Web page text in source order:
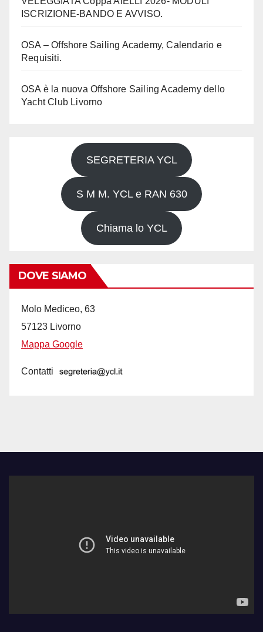
ISCRIZIONE-BANDO E AVVISO.
OSA – Offshore Sailing Academy, Calendario e
Requisiti.
OSA è la nuova Offshore Sailing Academy dello
Yacht Club Livorno
SEGRETERIA YCL
S M M. YCL e RAN 630
Chiama lo YCL
DOVE SIAMO
Molo Mediceo, 63
57123 Livorno
Mappa Google
Contatti